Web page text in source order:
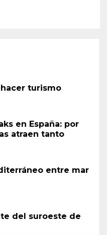
turismo
en España: por
atraen tanto
entre mar
del suroeste de